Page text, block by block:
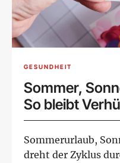
GESUNDHEIT
Sommer,
So bleibt
Sommerurlaub,
dreht der Zyklus